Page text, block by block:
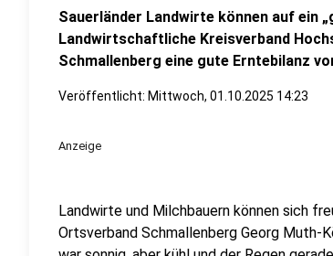
Sauerländer Landwirte können auf ein
Landwirtschaftliche Kreisverband
Schmallenberg eine gute Erntebilanz
Veröffentlicht: Mittwoch, 01.10.2025 14:23
Anzeige
Landwirte und Milchbauern können sich
Ortsverband Schmallenberg Georg Muth-